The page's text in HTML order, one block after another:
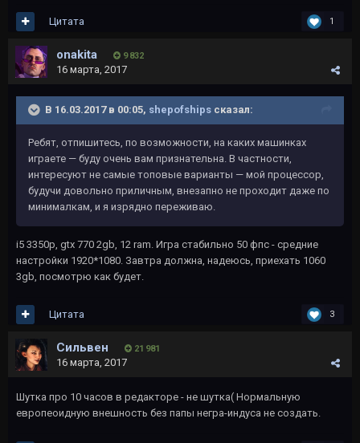
1
Цитата
onakita 9 832
16 марта, 2017
В 16.03.2017 в 00:05, shepofships сказал:
Ребят, отпишитесь, по возможности, на каких машинках
играете — буду очень вам признательна. В частности,
интересуют не самые топовые варианты — мой процессор,
будучи довольно приличным, внезапно не проходит даже по
минималкам, и я изрядно переживаю.
i5 3350p, gtx 770 2gb, 12 ram. Игра стабильно 50 фпс - средние
настройки 1920*1080. Завтра должна, надеюсь, приехать 1060
3gb, посмотрю как будет.
3
Цитата
Сильвен 21 981
16 марта, 2017
Шутка про 10 часов в редакторе - не шутка( Нормальную
европеоидную внешность без папы негра-индуса не создать.